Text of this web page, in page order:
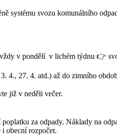
systému svozu komunálního
v pondělí v lichém týdnu 👉
4., 27. 4. atd.) až do zimního
již v neděli večer.
za odpady. Náklady na
obecní rozpočet.